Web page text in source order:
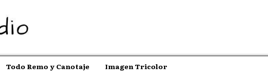
Todo Remo y Canotaje Imagen Tricolor